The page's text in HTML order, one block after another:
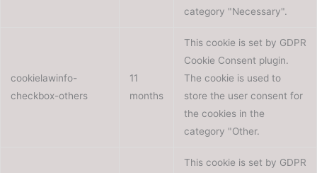
category "Necessary".
cookielawinfo-
checkbox-others
11
months
This cookie is set by GDPR
Cookie Consent plugin.
The cookie is used to
store the user consent for
the cookies in the
category "Other.
This cookie is set by GDPR